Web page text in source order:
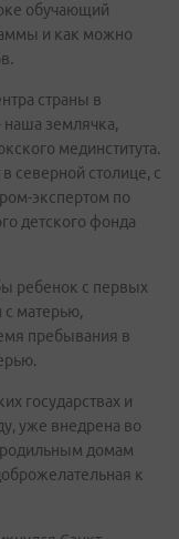
обучающий
и как можно
страны в
землячка,
мединститута.
северной столице, с
экспертом по
детского фонда
ребенок с первых
с матерью,
пребывания в
государствах и
уже внедрена во
родильным домам
к